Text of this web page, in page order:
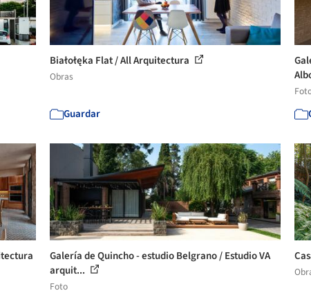
Białołęka Flat / All Arquitectura
Obras
Guardar
Galería de Quincho - estudio Belgrano / Estudio VA
arquit...
Foto